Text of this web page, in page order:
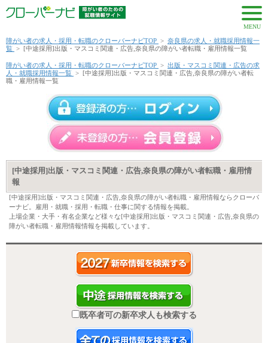
MENU
障がい者の求人・採用・転職のクローバーナビTOP > 奈良県の求人・就職採用情報一
覧 > [中途採用]出版・マスコミ関連・広告,奈良県の障がい者転職・雇用情報一覧
障がい者の求人・採用・転職のクローバーナビTOP > 出版・マスコミ関連・広告の求
人・就職採用情報一覧 > [中途採用]出版・マスコミ関連・広告,奈良県の障がい者転
職・雇用情報一覧
[中途採用]出版・マスコミ関連・広告,奈良県の障がい者転職・雇用情
報
[中途採用]出版・マスコミ関連・広告,奈良県の障がい者転職・雇用情報ならクローバ
ーナビ。雇用・就職・採用・転職・仕事に関する情報を掲載。
上場企業・大手・有名企業など様々な[中途採用]出版・マスコミ関連・広告,奈良県の
障がい者転職・雇用情報情報を掲載しています。
既卒者可の新卒求人も検索する